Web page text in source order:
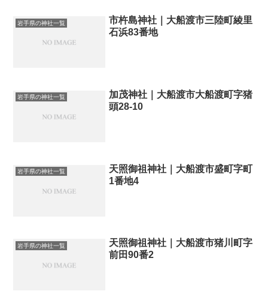
岩手県の神社一覧
市杵島神社｜大船渡市三陸町綾里
石浜83番地
岩手県の神社一覧
加茂神社｜大船渡市大船渡町字猪
頭28-10
岩手県の神社一覧
天照御祖神社｜大船渡市盛町字町
1番地4
岩手県の神社一覧
天照御祖神社｜大船渡市猪川町字
前田90番2